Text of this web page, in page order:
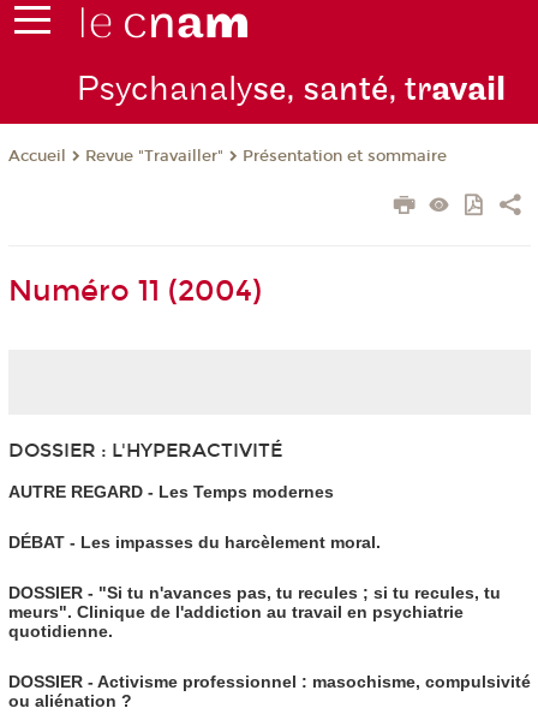
Psychanalyse, santé, travail
Accueil Revue "Travailler" Présentation et sommaire
Numéro 11 (2004)
DOSSIER : L'HYPERACTIVITÉ
AUTRE REGARD - Les Temps modernes
DÉBAT - Les impasses du harcèlement moral.
DOSSIER - "Si tu n'avances pas, tu recules ; si tu recules, tu
meurs". Clinique de l'addiction au travail en psychiatrie
quotidienne.
DOSSIER - Activisme professionnel : masochisme, compulsivité
ou aliénation ?